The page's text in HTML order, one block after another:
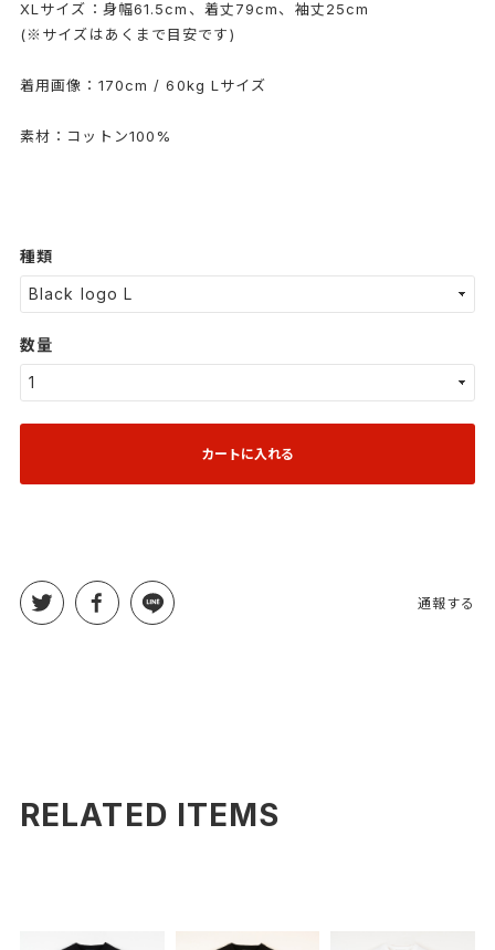
XLサイズ：身幅61.5cm、着丈79cm、袖丈25cm
(※サイズはあくまで目安です)
着用画像：170cm / 60kg Lサイズ
素材：コットン100%
種類
数量
カートに入れる
通報する
RELATED ITEMS